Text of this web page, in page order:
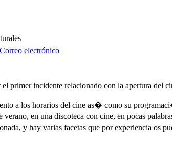
primer incidente relacionado con la apertura del
a los horarios del cine as� como su
en una discoteca con cine, en pocas
y hay varias facetas que por experiencia os